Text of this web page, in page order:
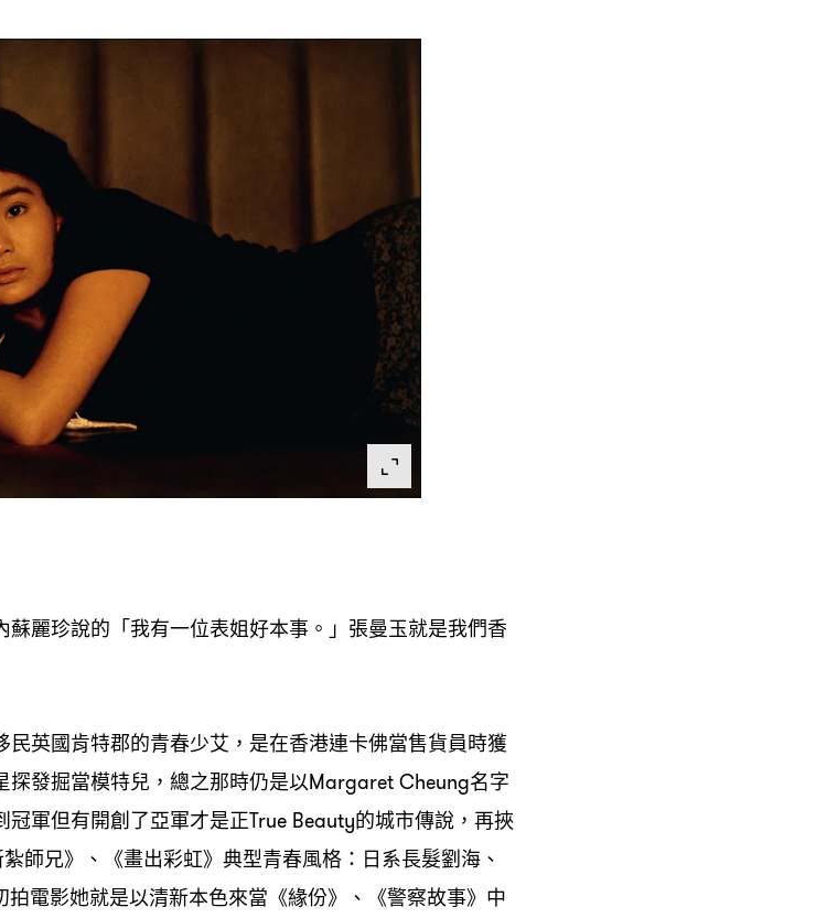
麗珍說的「我有一位表姐好本事。」張曼玉就是我們香
民英國肯特郡的青春少艾 ， 是在香港連卡佛當售貨員時獲
探發掘當模特兒 ， 總之那時仍是以Margaret Cheung名字
冠軍但有開創了亞軍才是正True Beauty的城市傳說 ， 再挾
師兄》、《畫出彩虹》典型青春風格 ： 日系長髮劉海、
拍電影她就是以清新本色來當《緣份》、《警察故事》中